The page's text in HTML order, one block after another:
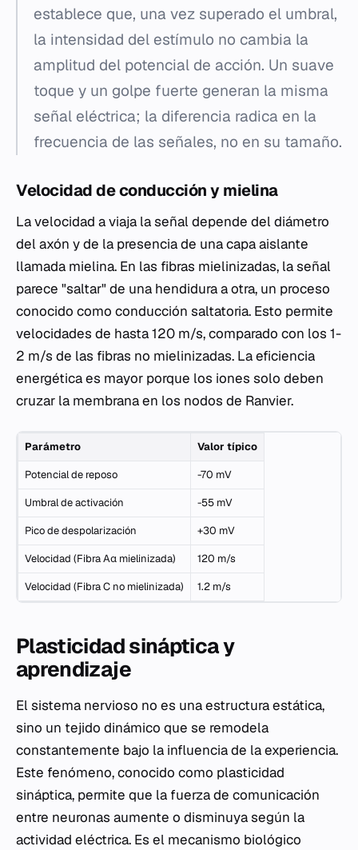
establece que, una vez superado el umbral,
la intensidad del estímulo no cambia la
amplitud del potencial de acción. Un suave
toque y un golpe fuerte generan la misma
señal eléctrica; la diferencia radica en la
frecuencia de las señales, no en su tamaño.
Velocidad de conducción y mielina
La velocidad a viaja la señal depende del diámetro
del axón y de la presencia de una capa aislante
llamada mielina. En las fibras mielinizadas, la señal
parece "saltar" de una hendidura a otra, un proceso
conocido como conducción saltatoria. Esto permite
velocidades de hasta 120 m/s, comparado con los 1-
2 m/s de las fibras no mielinizadas. La eficiencia
energética es mayor porque los iones solo deben
cruzar la membrana en los nodos de Ranvier.
Parámetro Valor típico
Potencial de reposo -70 mV
Umbral de activación -55 mV
Pico de despolarización +30 mV
Velocidad (Fibra Aα mielinizada) 120 m/s
Velocidad (Fibra C no mielinizada) 1.2 m/s
Plasticidad sináptica y
aprendizaje
El sistema nervioso no es una estructura estática,
sino un tejido dinámico que se remodela
constantemente bajo la influencia de la experiencia.
Este fenómeno, conocido como plasticidad
sináptica, permite que la fuerza de comunicación
entre neuronas aumente o disminuya según la
actividad eléctrica. Es el mecanismo biológico